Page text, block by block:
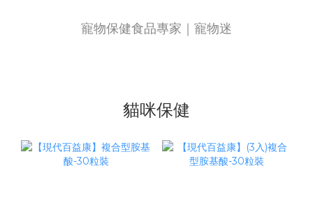
寵物保健食品專家｜寵物迷
貓咪保健